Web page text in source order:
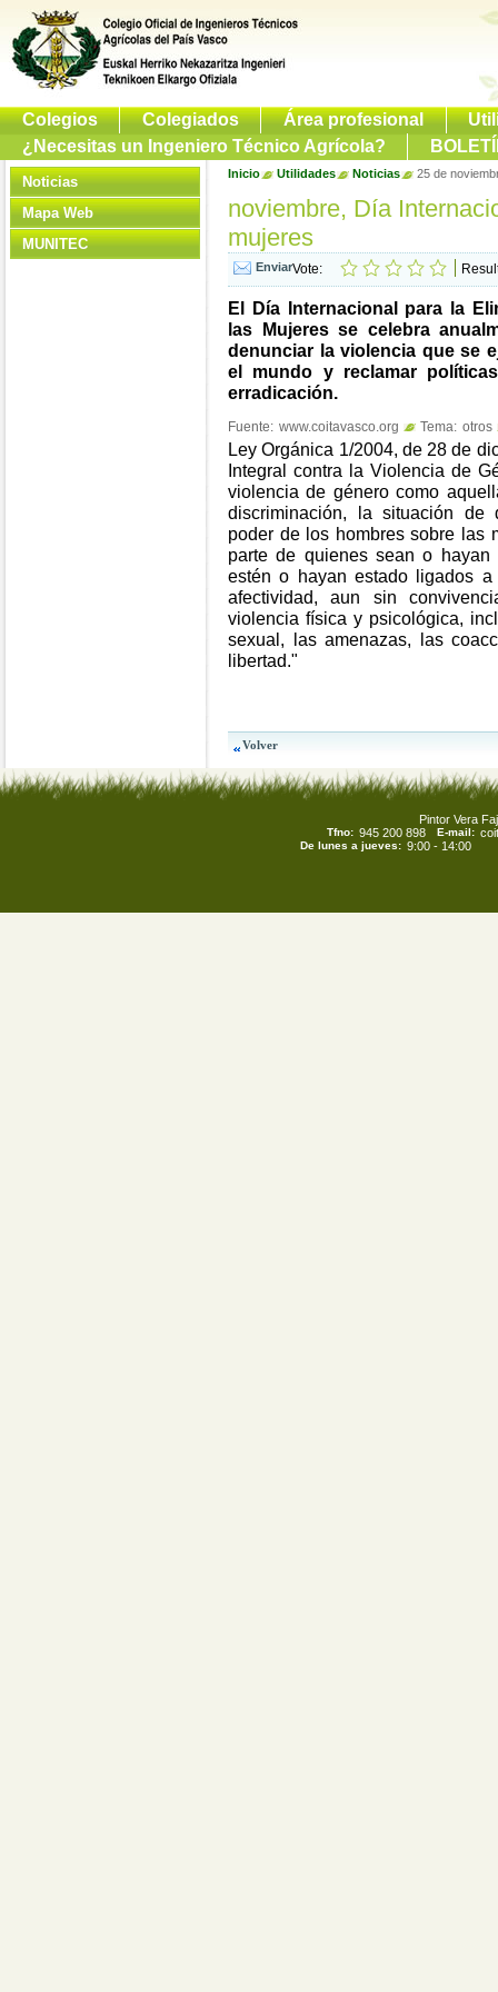
Colegios Colegiados Área profesional
¿Necesitas un Ingeniero Técnico Agrícola?
Noticias
Mapa Web
MUNITEC
Inicio Utilidades Noticias 25 de
noviembre, Día
mujeres
Vote:
El Día Internacional para la
las Mujeres se celebra
denunciar la violencia que se
el mundo y reclamar
erradicación.
Fuente: www.coitavasco.org Tema: otros
Ley Orgánica 1/2004, de 28 de
Integral contra la Violencia de
violencia de género como
discriminación, la situación
poder de los hombres sobre las
parte de quienes sean o
estén o hayan estado ligados
afectividad, aun sin
violencia física y psicológica,
sexual, las amenazas, las
libertad."
Pintor Vera
Tfno: 945 200 898 E-mail:
De lunes a jueves: 9:00 - 14:00